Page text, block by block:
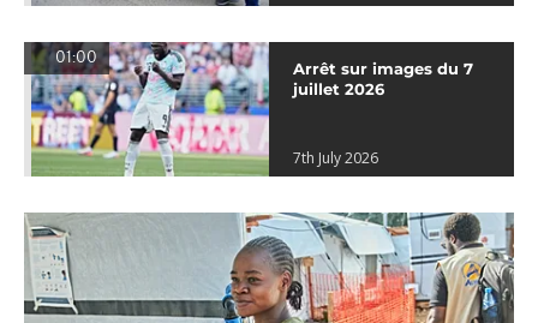
01:00
Arrêt sur images du 7
juillet 2026
7th July 2026